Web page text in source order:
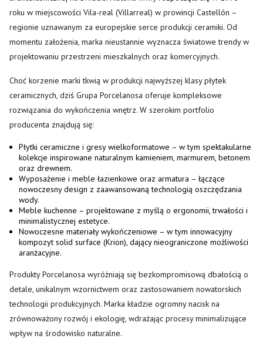
roku w miejscowości Vila-real (Villarreal) w prowincji Castellón –
regionie uznawanym za europejskie serce produkcji ceramiki. Od
momentu założenia, marka nieustannie wyznacza światowe trendy w
projektowaniu przestrzeni mieszkalnych oraz komercyjnych.
Choć korzenie marki tkwią w produkcji najwyższej klasy płytek
ceramicznych, dziś Grupa Porcelanosa oferuje kompleksowe
rozwiązania do wykończenia wnętrz. W szerokim portfolio
producenta znajdują się:
Płytki ceramiczne i gresy wielkoformatowe – w tym spektakularne
kolekcje inspirowane naturalnym kamieniem, marmurem, betonem
oraz drewnem.
Wyposażenie i meble łazienkowe oraz armatura – łączące
nowoczesny design z zaawansowaną technologią oszczędzania
wody.
Meble kuchenne – projektowane z myślą o ergonomii, trwałości i
minimalistycznej estetyce.
Nowoczesne materiały wykończeniowe – w tym innowacyjny
kompozyt solid surface (Krion), dający nieograniczone możliwości
aranżacyjne.
Produkty Porcelanosa wyróżniają się bezkompromisową dbałością o
detale, unikalnym wzornictwem oraz zastosowaniem nowatorskich
technologii produkcyjnych. Marka kładzie ogromny nacisk na
zrównoważony rozwój i ekologię, wdrażając procesy minimalizujące
wpływ na środowisko naturalne.